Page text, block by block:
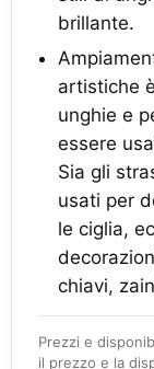
brillante.
artistiche
unghie e
essere
Sia gli
usati per
le ciglia,
chiavi,
Prezzi e
il prezzo e la